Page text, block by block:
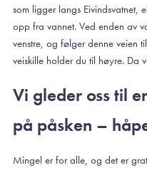
som ligger langs Eivindsvatnet,
opp fra vannet. Ved enden av
venstre, og følger denne veien
veiskille holder du til høyre. Da
Vi gleder oss til
på påsken –
Mingel er for alle, og det er